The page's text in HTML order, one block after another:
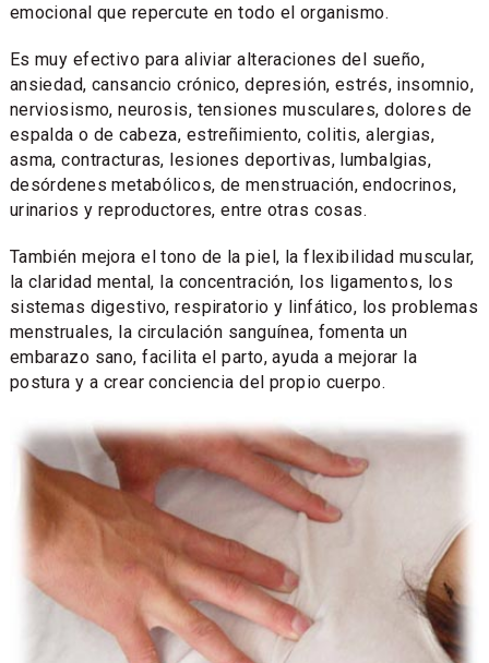
emocional que repercute en todo el organismo.
Es muy efectivo para aliviar alteraciones del sueño,
ansiedad, cansancio crónico, depresión, estrés, insomnio,
nerviosismo, neurosis, tensiones musculares, dolores de
espalda o de cabeza, estreñimiento, colitis, alergias,
asma, contracturas, lesiones deportivas, lumbalgias,
desórdenes metabólicos, de menstruación, endocrinos,
urinarios y reproductores, entre otras cosas.
También mejora el tono de la piel, la flexibilidad muscular,
la claridad mental, la concentración, los ligamentos, los
sistemas digestivo, respiratorio y linfático, los problemas
menstruales, la circulación sanguínea, fomenta un
embarazo sano, facilita el parto, ayuda a mejorar la
postura y a crear conciencia del propio cuerpo.